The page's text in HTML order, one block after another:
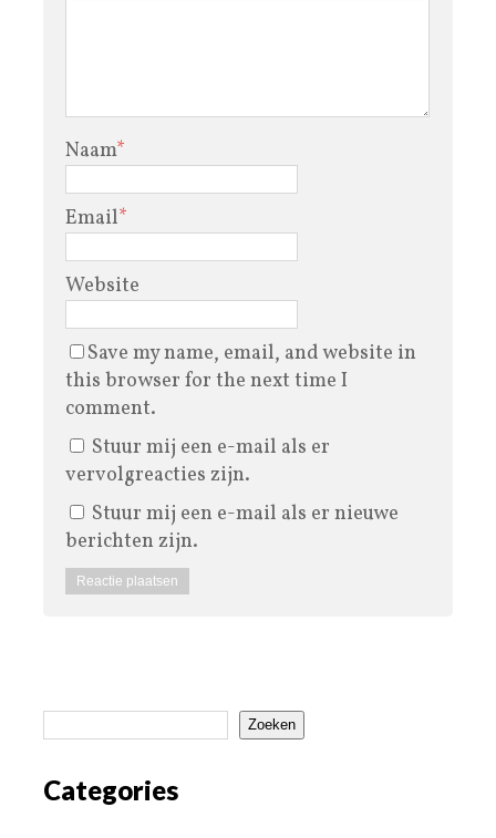
Naam*
Email*
Website
Save my name, email, and website in
this browser for the next time I
comment.
Stuur mij een e-mail als er
vervolgreacties zijn.
Stuur mij een e-mail als er nieuwe
berichten zijn.
Zoeken
Categories